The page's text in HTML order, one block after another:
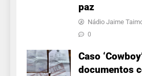
paz
Nádio Jaime
0
Caso
documentos